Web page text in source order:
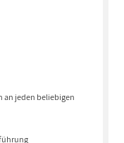
an jeden beliebigen